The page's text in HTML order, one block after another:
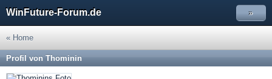
WinFuture-Forum.de »
« Home
Profil von Thominin